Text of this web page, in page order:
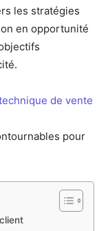
les stratégies
en opportunité
de vente
pour